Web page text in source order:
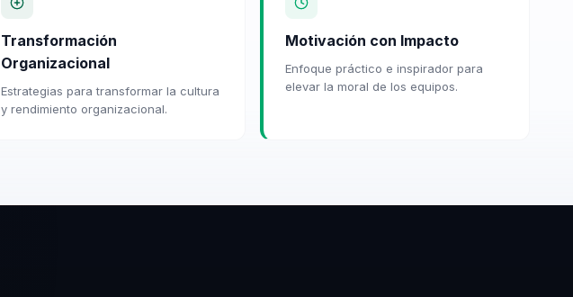
Transformación
Organizacional
Estrategias para transformar la cultura
y rendimiento organizacional.
Motivación con Impacto
Enfoque práctico e inspirador para
elevar la moral de los equipos.